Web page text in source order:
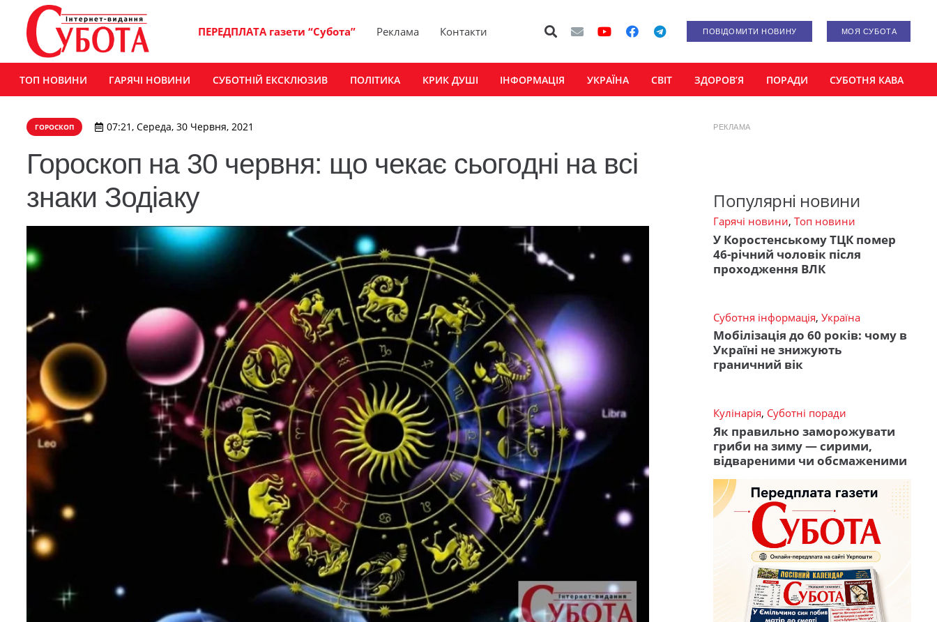
ПЕРЕДПЛАТА газети “Субота” Реклама Контакти ПОВІДОМИТИ НОВИНУ МОЯ СУБОТА
ТОП НОВИНИ ГАРЯЧІ НОВИНИ СУБОТНІЙ ЕКСКЛЮЗИВ ПОЛІТИКА КРИК ДУШІ ІНФОРМАЦІЯ УКРАЇНА СВІТ ЗДОРОВ’Я ПОРАДИ СУБОТНЯ КАВА
ГОРОСКОП 07:21, Середа, 30 Червня, 2021
Гороскоп на 30 червня: що чекає сьогодні на всі
знаки Зодіаку
РЕКЛАМА
Популярні новини
Гарячі новини, Топ новини
У Коростенському ТЦК помер
46-річний чоловік після
проходження ВЛК
Суботня інформація, Україна
Мобілізація до 60 років: чому в
Україні не знижують
граничний вік
Кулінарія, Суботні поради
Як правильно заморожувати
гриби на зиму — сирими,
відвареними чи обсмаженими